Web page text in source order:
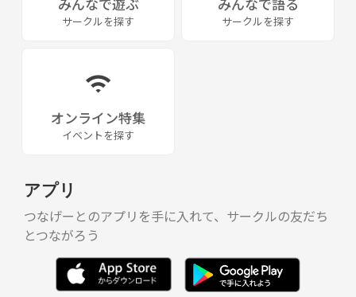
サークルを探す サークルを探す
オンライン特集
イベントを探す
アプリ
つなげーとのアプリを手に入れて、サークルの友だち
とつながろう